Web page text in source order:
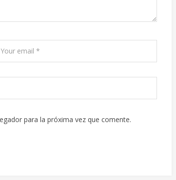
para la próxima vez que comente.